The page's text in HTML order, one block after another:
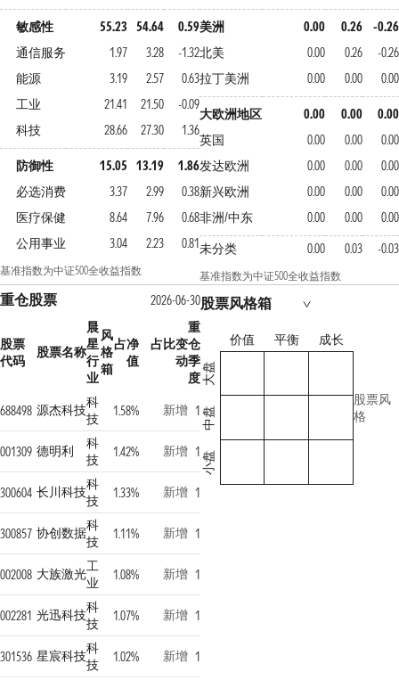
敏感性 55.23 54.64
0.59
通信服务
1.97 3.28
-1.32
能源
3.19 2.57
0.63
工业
21.41 21.50
-0.09
科技
28.66 27.30 1.36
防御性 15.05 13.19
1.86
必选消费
3.37 2.99
0.38
医疗保健
8.64 7.96
0.68
公用事业
3.04 2.23 0.81
基准指数为中证500全收益指数
美洲 0.00 0.26
-0.26
北美
0.00 0.26
-0.26
拉丁美洲
0.00 0.00 0.00
大欧洲地区 0.00 0.00
0.00
英国
0.00 0.00
0.00
发达欧洲
0.00 0.00
0.00
新兴欧洲
0.00 0.00
0.00
非洲/中东
0.00 0.00
0.00
未分类
0.00 0.03 -0.03
基准指数为中证500全收益指数
重仓股票 2026-06-30
股票
代码
股票名称
晨
星
行
业
风
格
箱
占净
值
占比变
动
重
仓
季
度
688498 源杰科技科
技
1.58% 新增 1
001309 德明利
科
技
1.42% 新增 1
300604 长川科技科
技
1.33% 新增 1
300857 协创数据科
技
1.11% 新增 1
002008 大族激光工
业
1.08% 新增 1
002281 光迅科技科
技
1.07% 新增 1
301536 星宸科技科
技
1.02% 新增 1
股票风格箱
价值 平衡 成长
大盘
中盘
小盘
股票风
格